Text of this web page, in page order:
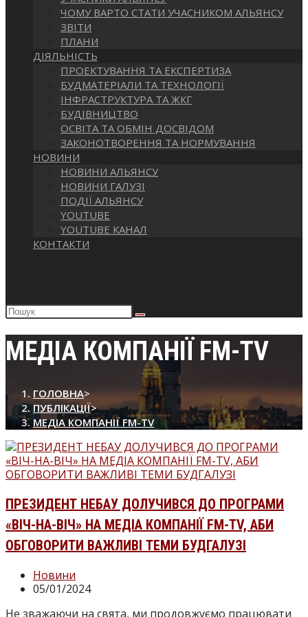
САЙТІ
ЧОМУ ВАРТО СТАТИ УЧАСНИКОМ АЛЬЯНСУ
ЗВІТИ
ПЛАНИ
ДІЯЛЬНІСТЬ
ПРОЕКТУВАННЯ ТА ЕКСПЕРТИЗА
БУДМАТЕРІАЛИ ТА ТЕХНОЛОГІЇ
ІНФРАСТРУКТУРА ТА ЖКГ
БУДІВНИЦТВО
ОСВІТА ТА ОБМІН ДОСВІДОМ
ЗАКОНОТВОРЕННЯ ТА НОРМУВАННЯ
НОВИНИ
НОВИНИ АЛЬЯНСУ
НОВИНИ ГАЛУЗІ
ПОДІЇ АЛЬЯНСУ
YOUTUBE
YOUTUBE КАНАЛ
КОНТАКТИ
Пошук
на
сайті
МЕДІА КОМПАНІЇ FM-TV
ГОЛОВНА>
ПУБЛІКАЦІЇ>
МЕДІА КОМПАНІЇ FM-TV
ПРЕЗИДЕНТ НЕБАУ ДОЛУЧИВСЯ ДО ПРОГРАМИ
«ВІЧ-НА-ВІЧ» НА МЕДІА КОМПАНІЇ FM-TV, АБИ
ОБГОВОРИТИ ВАЖЛИВІ ТЕМИ БУДГАЛУЗІ
Категорія
запису:
Новини
Запис
05/01/2024
Не зважаючи на свята, ми продовжуємо працювати